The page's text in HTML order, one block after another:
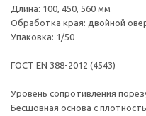
Длина: 100, 450, 560 мм
Обработка края: двойной
Упаковка: 1/50
ГОСТ EN 388-2012 (4543)
Уровень сопротивления
Бесшовная основа с